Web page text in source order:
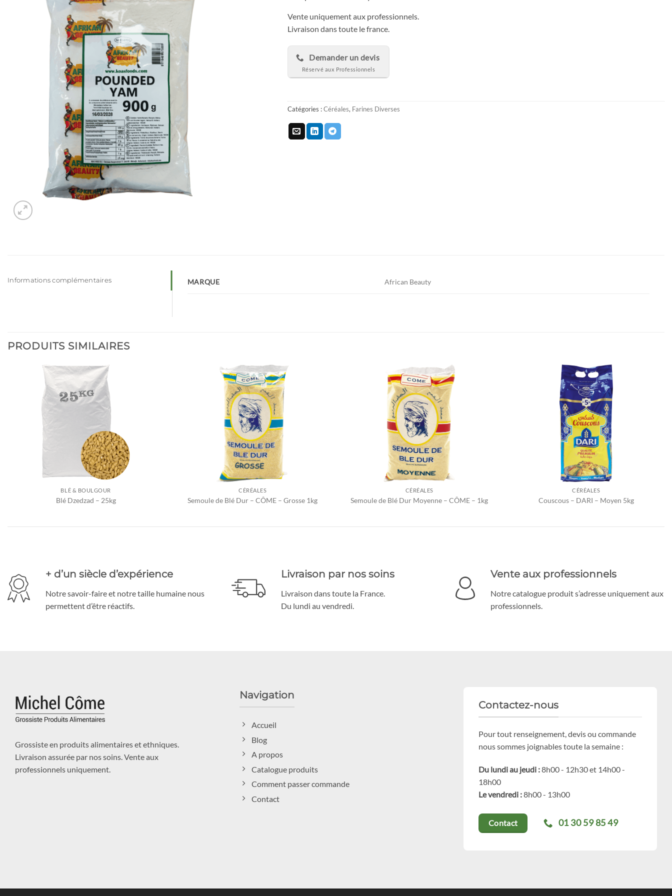
Vente uniquement aux professionnels.
Livraison dans toute le france.
Demander un devis
Catégories :Céréales, Farines Diverses
Informations complémentaires MARQUE African Beauty
PRODUITS SIMILAIRES
BLÉ & BOULGOUR
Blé Dzedzad – 25kg
CÉRÉALES
Semoule de Blé Dur – CÔME – Grosse 1kg
CÉRÉALES
Semoule de Blé Dur Moyenne – CÔME – 1kg
CÉRÉALES
Couscous – DARI – Moyen 5kg
+ d’un siècle d’expérience
Notre savoir-faire et notre taille humaine nous
permettent d’être réactifs.
Livraison par nos soins
Livraison dans toute la France.
Du lundi au vendredi.
Vente aux professionnels
Notre catalogue produit s’adresse uniquement aux
professionnels.
Grossiste en produits alimentaires et ethniques.
Livraison assurée par nos soins. Vente aux
professionnels uniquement.
Navigation
Accueil
Blog
A propos
Catalogue produits
Comment passer commande
Contact
Contactez-nous
Pour tout renseignement, devis ou commande
nous sommes joignables toute la semaine :
Du lundi au jeudi :8h00 - 12h30 et 14h00 -
18h00
Le vendredi :8h00 - 13h00
Contact 01 30 59 85 49